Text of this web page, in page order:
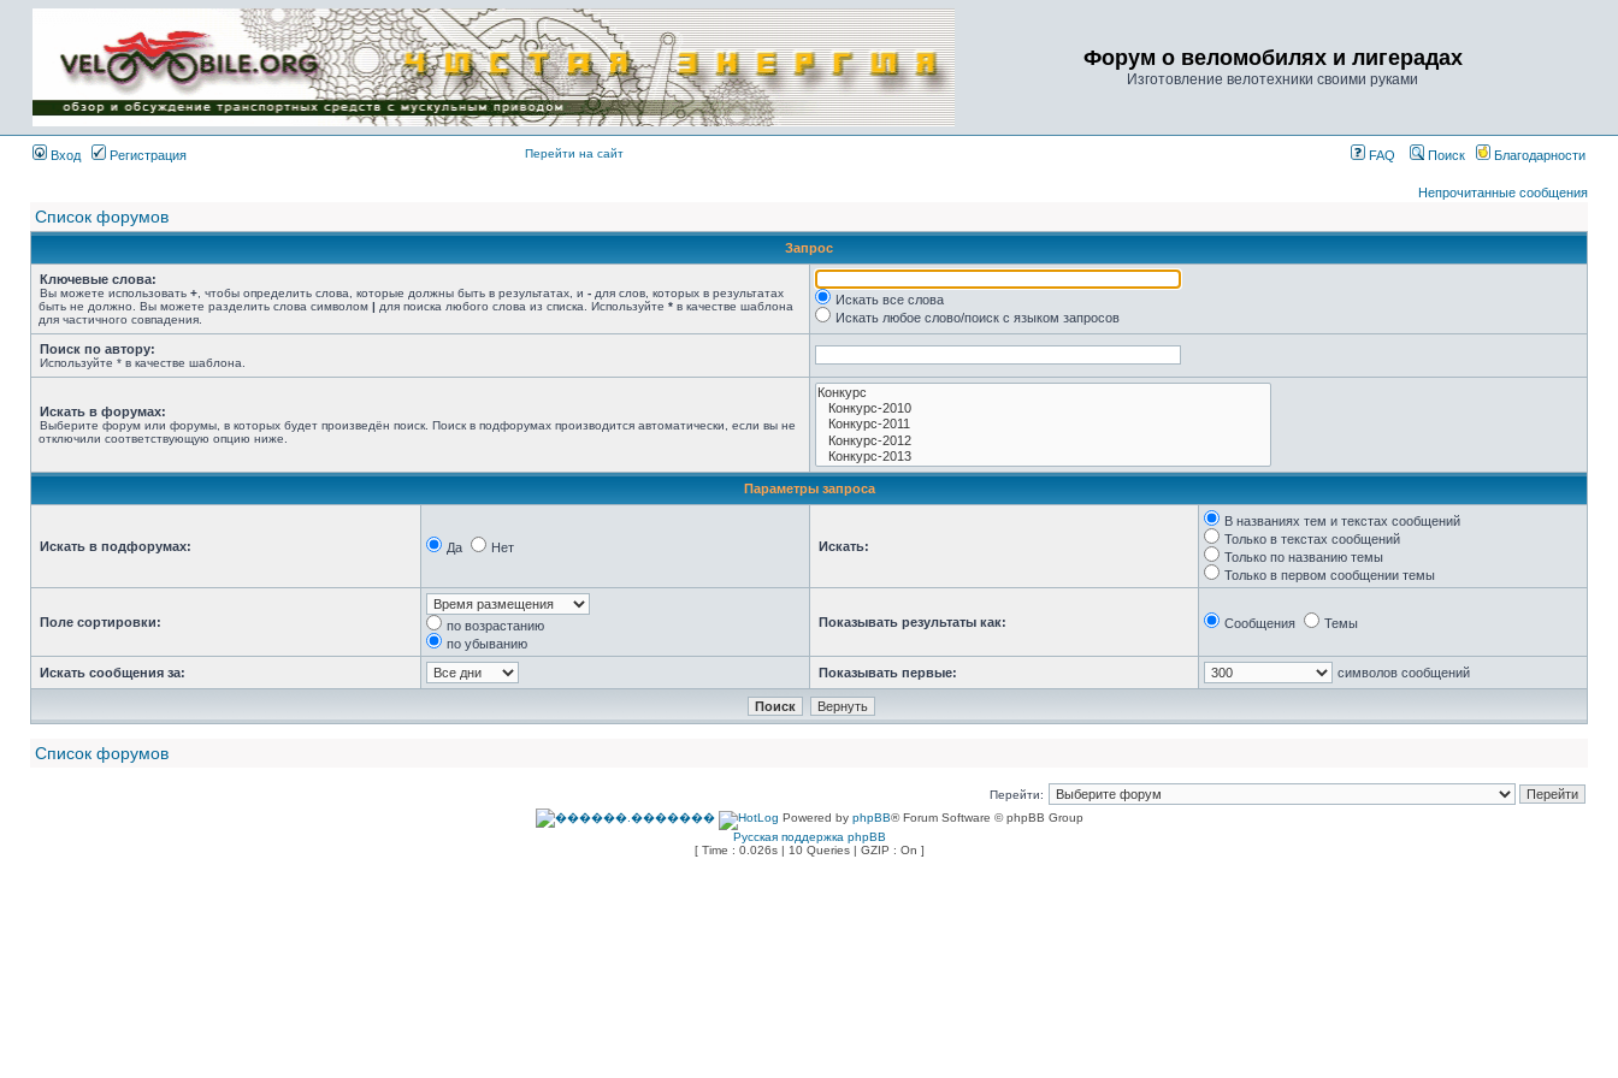
Имя пользователя:
Пароль:
{ LOG_ME_IN_SHORT
}
Форум о веломобилях и лигерадах
Изготовление велотехники своими руками
Вход Регистрация Перейти на сайт FAQ Поиск Благодарности
Непрочитанные сообщения
Список форумов
Запрос
Ключевые слова:
Вы можете использовать + , чтобы определить слова, которые должны быть в результатах, и - для слов, которых в результатах
быть не должно. Вы можете разделить слова символом | для поиска любого слова из списка. Используйте * в качестве шаблона
для частичного совпадения.
Искать все слова
Искать любое слово/поиск с языком запросов
Поиск по автору:
Используйте * в качестве шаблона.
Искать в форумах:
Выберите форум или форумы, в которых будет произведён поиск. Поиск в подфорумах производится автоматически, если вы не
отключили соответствующую опцию ниже.
Параметры запроса
Искать в подфорумах: Да Нет Искать:
В названиях тем и текстах сообщений
Только в текстах сообщений
Только по названию темы
Только в первом сообщении темы
Поле сортировки:
по возрастанию
по убыванию
Показывать результаты как: Сообщения Темы
Искать сообщения за: Показывать первые: символов сообщений
Список форумов
Перейти:
Powered by phpBB® Forum Software © phpBB Group
Русская поддержка phpBB
[ Time : 0.026s | 10 Queries | GZIP : On ]